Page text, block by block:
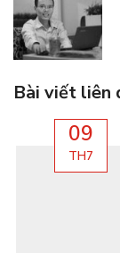
Bài viết liên
09
TH7